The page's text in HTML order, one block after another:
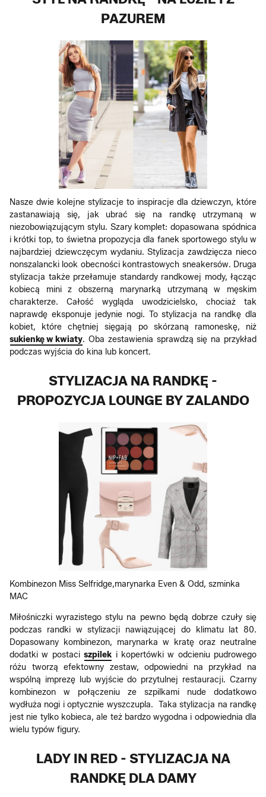
PAZUREM
Nasze dwie kolejne stylizacje to inspiracje dla dziewczyn, które
zastanawiają się, jak ubrać się na randkę utrzymaną w
niezobowiązującym stylu. Szary komplet: dopasowana spódnica
i krótki top, to świetna propozycja dla fanek sportowego stylu w
najbardziej dziewczęcym wydaniu. Stylizacja zawdzięcza nieco
nonszalancki look obecności kontrastowych sneakersów. Druga
stylizacja także przełamuje standardy randkowej mody, łącząc
kobiecą mini z obszerną marynarką utrzymaną w męskim
charakterze. Całość wygląda uwodzicielsko, chociaż tak
naprawdę eksponuje jedynie nogi. To stylizacja na randkę dla
kobiet, które chętniej sięgają po skórzaną ramoneskę, niż
sukienkę w kwiaty. Oba zestawienia sprawdzą się na przykład
podczas wyjścia do kina lub koncert.
STYLIZACJA NA RANDKĘ -
PROPOZYCJA LOUNGE BY ZALANDO
Kombinezon Miss Selfridge,marynarka Even & Odd, szminka
MAC
Miłośniczki wyrazistego stylu na pewno będą dobrze czuły się
podczas randki w stylizacji nawiązującej do klimatu lat 80.
Dopasowany kombinezon, marynarka w kratę oraz neutralne
dodatki w postaciszpilek i kopertówki w odcieniu pudrowego
różu tworzą efektowny zestaw, odpowiedni na przykład na
wspólną imprezę lub wyjście do przytulnej restauracji. Czarny
kombinezon w połączeniu ze szpilkami nude dodatkowo
wydłuża nogi i optycznie wyszczupla. Taka stylizacja na randkę
jest nie tylko kobieca, ale też bardzo wygodna i odpowiednia dla
wielu typów figury.
LADY IN RED - STYLIZACJA NA
RANDKĘ DLA DAMY